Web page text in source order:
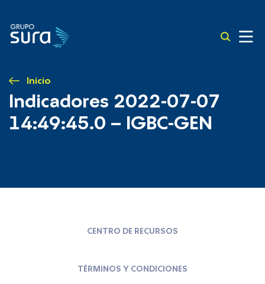
Inicio
Indicadores 2022-07-07
14:49:45.0 – IGBC-GEN
CENTRO DE RECURSOS
TÉRMINOS Y CONDICIONES